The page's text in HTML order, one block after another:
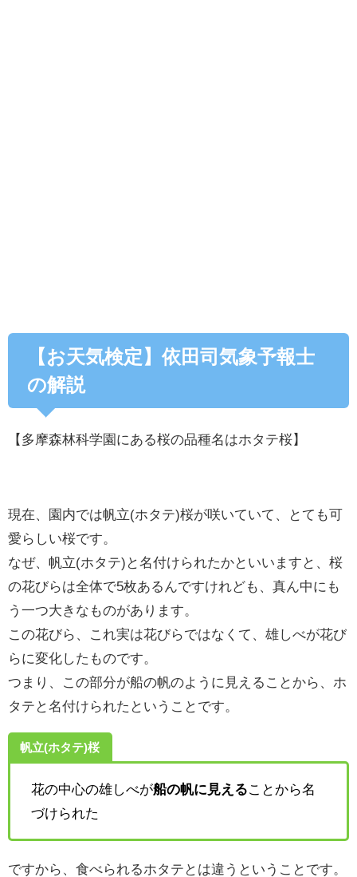
【お天気検定】依田司気象予報士
の解説
【多摩森林科学園にある桜の品種名はホタテ桜】
現在、園内では帆立(ホタテ)桜が咲いていて、とても可
愛らしい桜です。
なぜ、帆立(ホタテ)と名付けられたかといいますと、桜
の花びらは全体で5枚あるんですけれども、真ん中にも
う一つ大きなものがあります。
この花びら、これ実は花びらではなくて、雄しべが花び
らに変化したものです。
つまり、この部分が船の帆のように見えることから、ホ
タテと名付けられたということです。
帆立(ホタテ)桜
花の中心の雄しべが船の帆に見える ことから名
づけられた
ですから、食べられるホタテとは違うということです。